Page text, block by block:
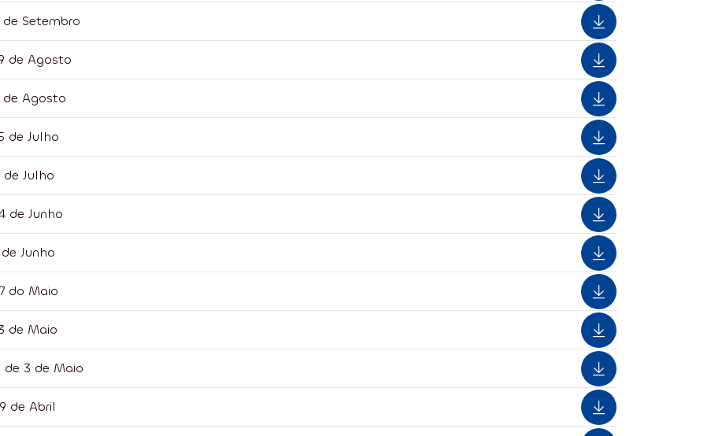
Setembro
de Agosto
de Agosto
de Julho
Julho
de Junho
Junho
do Maio
de Maio
de 3 de Maio
de Abril